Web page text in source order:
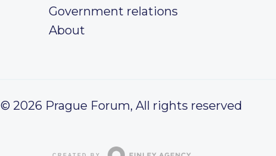
Government relations
About
© 2026 Prague Forum, All rights reserved